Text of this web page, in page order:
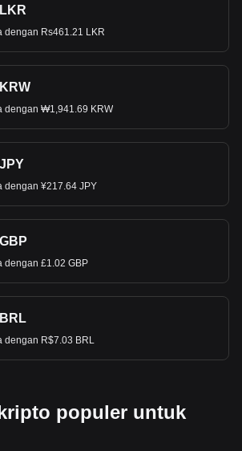
dengan Rs461.21 LKR
dengan ₩1,941.69 KRW
dengan ¥217.64 JPY
dengan £1.02 GBP
dengan R$7.03 BRL
populer untuk